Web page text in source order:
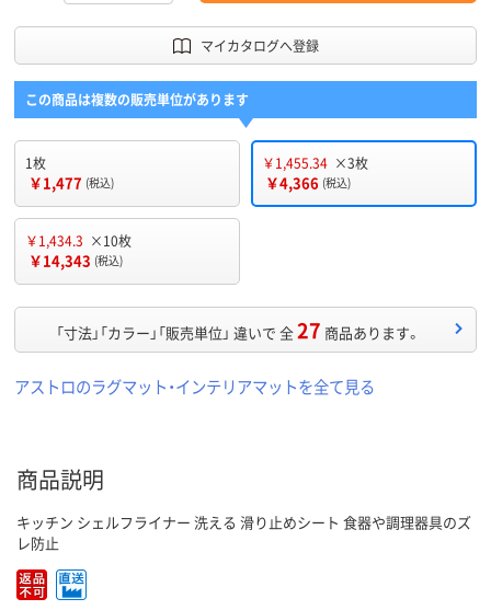
マイカタログへ登録
この商品は複数の販売単位があります
1枚
￥1,477 (税込)
￥1,455.34 ×3枚
￥4,366 (税込)
￥1,434.3 ×10枚
￥14,343 (税込)
「寸法」「カラー」「販売単位」 違いで 全27 商品あります。
アストロのラグマット・インテリアマットを全て見る
商品説明
キッチン シェルフライナー 洗える 滑り止めシート 食器や調理器具のズ
レ防止